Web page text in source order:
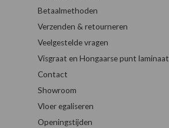
Betaalmethoden
Verzenden & retourneren
Veelgestelde vragen
Visgraat en Hongaarse punt laminaat
Contact
Showroom
Vloer egaliseren
Openingstijden